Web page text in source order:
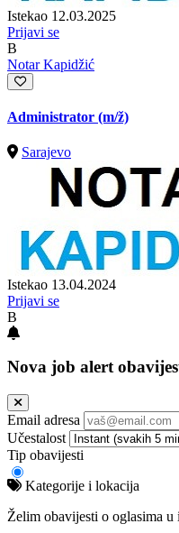
Istekao 12.03.2025
Prijavi se
B
Notar Kapidžić
Administrator (m/ž)
Sarajevo
Istekao 13.04.2024
Prijavi se
B
Nova job alert
Email adresa
Učestalost
Tip obavijesti
Kategorije i lokacija
Želim obavijesti o oglasima